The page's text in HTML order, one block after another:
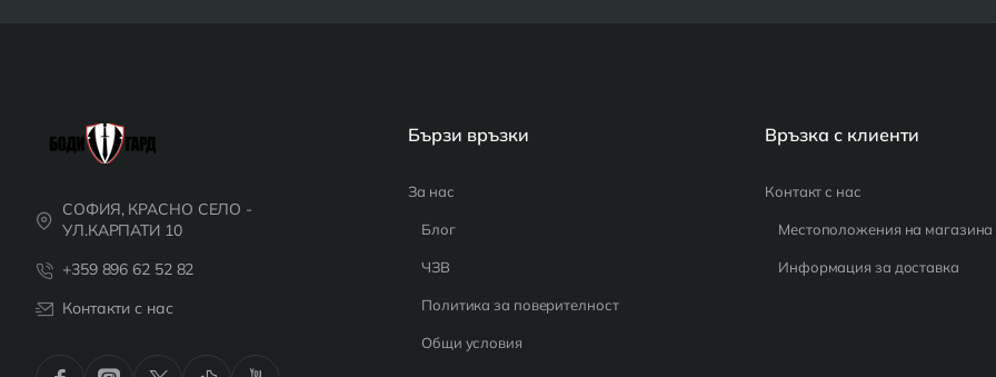
СОФИЯ, КРАСНО СЕЛО -
УЛ.КАРПАТИ 10
+359 896 62 52 82
Контакти с нас
Бързи връзки
За нас
Блог
ЧЗВ
Политика за поверителност
Общи условия
Връзка с клиенти
Контакт с нас
Местоположения на магазина
Информация за доставка